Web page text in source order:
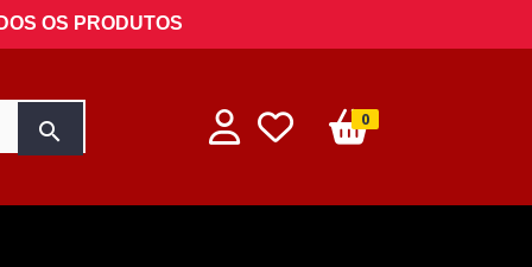
OS PRODUTOS
search 0